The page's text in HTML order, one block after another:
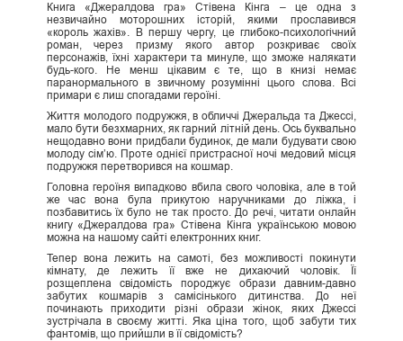
Книга «Джералдова гра» Стівена Кінга – це одна з
незвичайно моторошних історій, якими прославився
«король жахів». В першу чергу, це глибоко-психологічний
роман, через призму якого автор розкриває своїх
персонажів, їхні характери та минуле, що зможе налякати
будь-кого. Не менш цікавим є те, що в книзі немає
паранормального в звичному розумінні цього слова. Всі
примари є лиш спогадами героїні.
Життя молодого подружжя, в обличчі Джеральда та Джессі,
мало бути безхмарних, як гарний літній день. Ось буквально
нещодавно вони придбали будинок, де мали будувати свою
молоду сім’ю. Проте однієї пристрасної ночі медовий місця
подружжя перетворився на кошмар.
Головна героїня випадково вбила свого чоловіка, але в той
же час вона була прикутою наручниками до ліжка, і
позбавитись їх було не так просто. До речі, читати онлайн
книгу «Джералдова гра» Стівена Кінга українською мовою
можна на нашому сайті електронних книг.
Тепер вона лежить на самоті, без можливості покинути
кімнату, де лежить її вже не дихаючий чоловік. Її
розщеплена свідомість породжує образи давним-давно
забутих кошмарів з самісінького дитинства. До неї
починають приходити різні образи жінок, яких Джессі
зустрічала в своєму житті. Яка ціна того, щоб забути тих
фантомів, що прийшли в її свідомість?